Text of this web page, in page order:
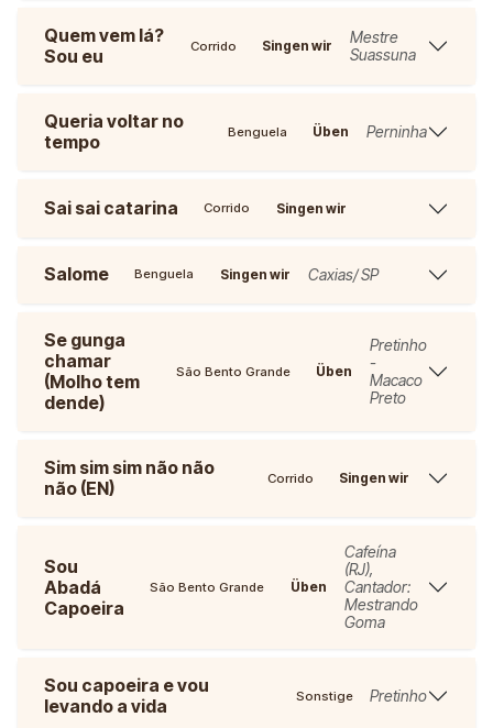
Quem vem lá?
Sou eu
Corrido Singen wir
Mestre
Suassuna
Queria voltar no
tempo
Benguela Üben Perninha
Sai sai catarina Corrido Singen wir
Salome Benguela Singen wir Caxias/ SP
Se gunga
chamar
(Molho tem
dende)
São Bento Grande Üben
Pretinho
-
Macaco
Preto
Sim sim sim não não
não (EN)
Corrido Singen wir
Sou
Abadá
Capoeira
São Bento Grande Üben
Cafeína
(RJ),
Cantador:
Mestrando
Goma
Sou capoeira e vou
levando a vida
Sonstige Pretinho